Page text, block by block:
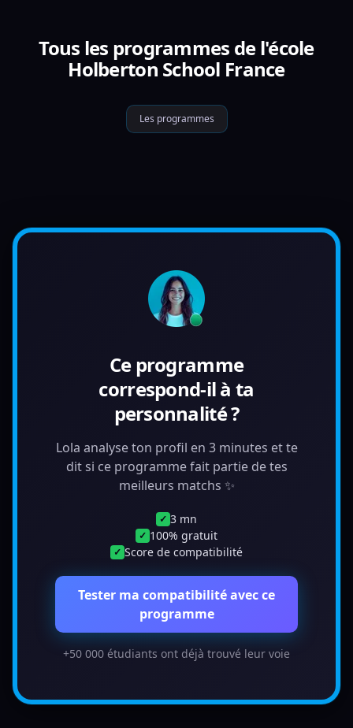
Tous les programmes de l'école
Holberton School France
Les programmes
Ce programme
correspond-il à ta
personnalité ?
Lola analyse ton profil en 3 minutes et te
dit si ce programme fait partie de tes
meilleurs matchs ✨
✓ 3 mn
✓ 100% gratuit
✓ Score de compatibilité
Tester ma compatibilité avec ce
programme
+50 000 étudiants ont déjà trouvé leur voie